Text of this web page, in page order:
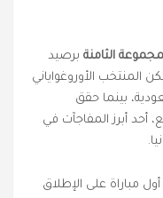
الثامنة برصيد
المنتخب الأوروغواياني
(1-1) مع السعودية، بينما حقق
أحد أبرز المفاجآت في
مباراة على الإطلاق